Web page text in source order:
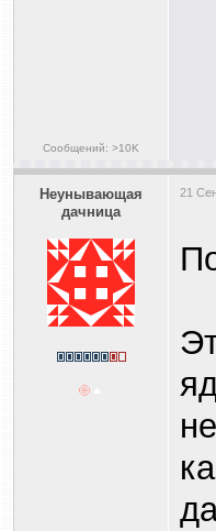
Сообщений: >10K
Heyнывaющая
дaчницa
21